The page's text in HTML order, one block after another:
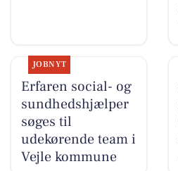
JOBNYT
Erfaren social- og
sundhedshjælper
søges til
udekørende team i
Vejle kommune